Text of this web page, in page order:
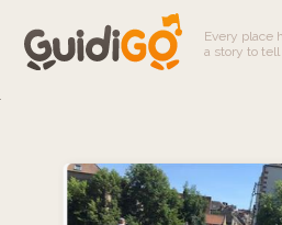
Every place
a story to tell